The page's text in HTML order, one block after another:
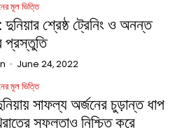
মূল ভিত্তি
দুনিয়ার শ্রেষ্ঠ ট্রেনিং ও অনন্ত
প্রস্তুতি
June 24, 2022
মূল ভিত্তি
সাফল্য অর্জনের চুড়ান্ত ধাপ
সফলতাও নিশ্চিত করে